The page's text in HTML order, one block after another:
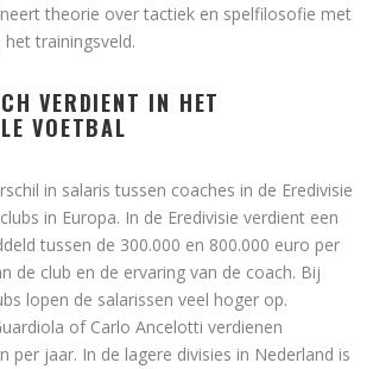
theorie over tactiek en spelfilosofie met
trainingsveld.
VERDIENT IN HET
VOETBAL
in salaris tussen coaches in de Eredivisie
in Europa. In de Eredivisie verdient een
tussen de 300.000 en 800.000 euro per
de club en de ervaring van de coach. Bij
lopen de salarissen veel hoger op.
of Carlo Ancelotti verdienen
per jaar. In de lagere divisies in Nederland is